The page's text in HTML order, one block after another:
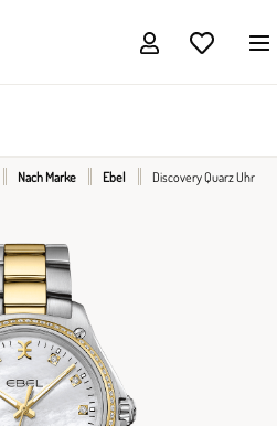
Nach Marke Ebel Discovery Quarz Uhr